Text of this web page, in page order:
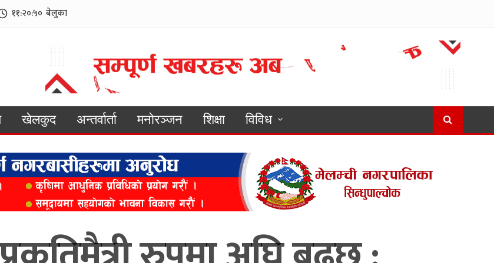
११:२०:५२ बेलुका
खेलकुद अन्तर्वार्ता मनोरञ्जन शिक्षा
विविध